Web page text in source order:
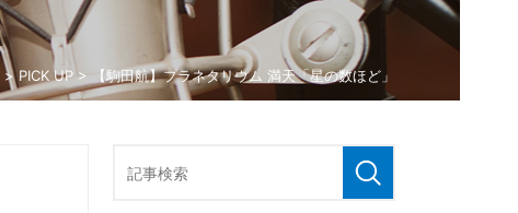
>PICK UP> 【駒田航】プラネタリウム 満天「星の数ほど」